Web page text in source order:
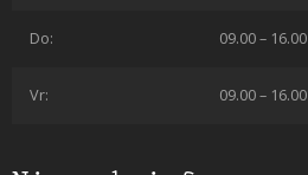
Do: 09.00 – 16.00
Vr: 09.00 – 16.00